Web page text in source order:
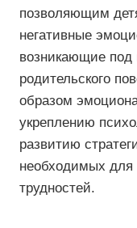
позволяющим
негативные
возникающие под
родительского
образом
укреплению
развитию
необходимых для
трудностей.